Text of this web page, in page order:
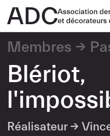
Membres
Blériot,
Réalisateur →